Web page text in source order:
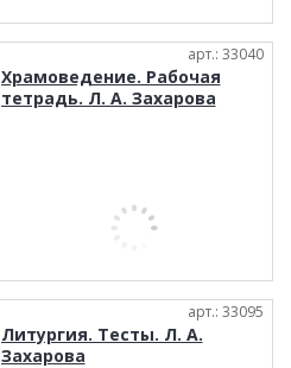
арт.: 33040
Храмоведение. Рабочая
тетрадь. Л. А. Захарова
арт.: 33095
Литургия. Тесты. Л. А.
Захарова